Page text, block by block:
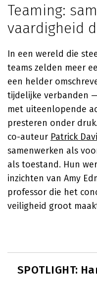
Teaming:
vaardigheid
In een wereld die
teams zelden meer
een helder
tijdelijke verbanden
met uiteenlopende
presteren onder druk.
co-auteur Patrick
samenwerken als
als toestand. Hun
inzichten van Amy
professor die het
veiligheid groot
SPOTLIGHT: